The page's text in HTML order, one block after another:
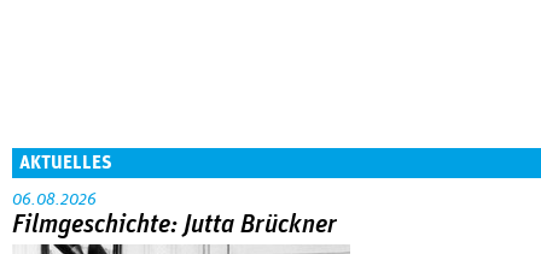
AKTUELLES
06.08.2026
Filmgeschichte: Jutta Brückner